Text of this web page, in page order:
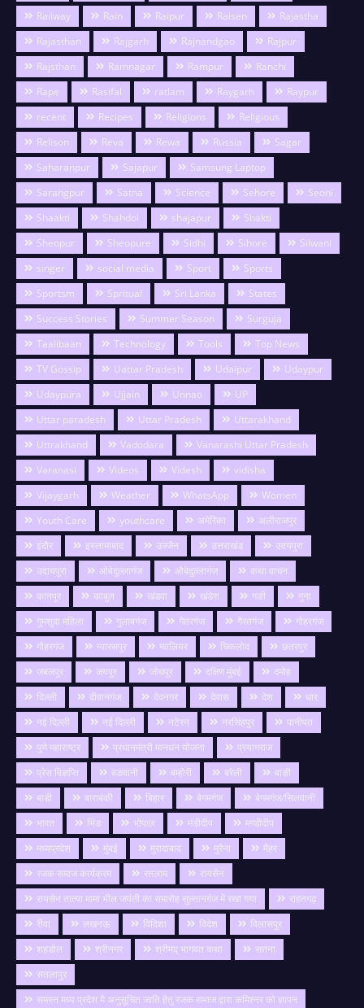
Railway
Rain Raipur Raisen
Rajastha
Rajasthan
Rajgarh Rajnandgao
Rajpur
Rajsthan
Ramnagar Rampur
Ranchi
Rape
Rasifal ratlam Raygarh
Raypur
recent
Recipes Religions
Religious
Relison
Reva Rewa Russia
Sagar
Saharanpur
Sajapur
Samsung Laptop
Sarangpur
Satna Science Sehore
Seoni
Shaakti
Shahdol shajapur
Shakti
Sheopur
Sheopure Sidhi Sihore
Silwani
singer
social media Sport
Sports
Sportsm
Spritual Sri Lanka
States
Success Stories
Summer Season
Surguja
Taalibaan
Technology Tools
Top News
TV Gossip
Uattar Pradesh Udaipur
Udaypur
Udaypura
Ujjain Unnao
UP
Uttar paradesh
Uttar Pradesh
Uttarakhand
Uttrakhand
Vadodara
Vanarashi Uttar Pradesh
Varanasi
Videos Videsh
vidisha
Vijaygarh
Weather WhatsApp
Women
Youth Care
youthcare अमेरिका
अलीराजपुर
इंदौर
इस्लामाबाद उज्जैन उत्तराखंड
उदयपुरा
उदायपुरा
ओबेदुल्लागंज औबेदुल्लागंज
कथा वाचन
कानपुर
काबुल खंडवा खंडेरा गङी
गुना
गुमशुदा महिला
गुलाबगंज गैतरगंज गैरतगंज
गोहरगंज
गौहरगंज
ग्यारसपुर ग्वालियर चिकलोद
छतरपुर
जबलपुर
जयपुर जोधपुर दक्षिण मुंबई
दमोह
दिल्ली
दीवानगंज देवनगर देवास देश
धार
नई दिल्ली
नई दिल्ली नटेरन नरसिंहपुर
पानीपत
पुणे महाराष्ट्र
प्रधानमंत्री मानधन योजना
प्रयागराज
प्रेस विज्ञप्ति
बङवानी बम्होरी बरेली
बाङी
बाडी
बाराबंकी बिहार बेगमगंज
बेगमगंज/सिलवानी
भारत
भिंड भोपाल मंडीदीप
मण्डीदीप
मध्यप्रदेश
मुंबई मुरादाबाद मुरैना
मैहर
रजक समाज कार्यक्रम
रतलाम
रायसेन
रायसेन तात्या मामा भील जयंती का समारोह सुल्तानगंज में रखा गया
राहतगढ़
रीवा
लखनऊ विदिशा विदेश
विलासपुर
शहडोल
श्रीनगर श्रीमद् भागवत कथा
सतना
सतलापुर
समस्त मध्य प्रदेश मै अनुसूचित जाति हेतु रजक समाज द्वारा कमिश्नर को ज्ञापन